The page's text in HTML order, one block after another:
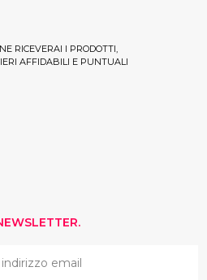
RICEVERAI I PRODOTTI,
AFFIDABILI E PUNTUALI